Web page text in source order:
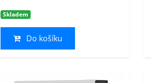
Skladem
Do košíku